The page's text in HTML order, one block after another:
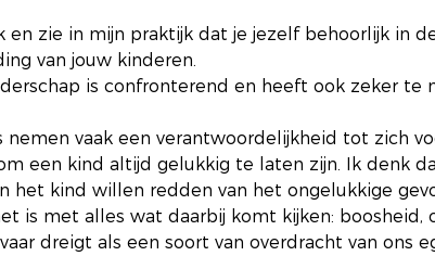
en zie in mijn praktijk dat je jezelf behoorlijk in
van jouw kinderen.
is confronterend en heeft ook zeker te
nemen vaak een verantwoordelijkheid tot zich
een kind altijd gelukkig te laten zijn. Ik denk
het kind willen redden van het ongelukkige
is met alles wat daarbij komt kijken: boosheid,
dreigt als een soort van overdracht van ons